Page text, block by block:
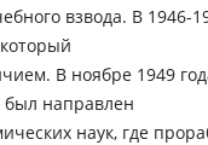
взвода. В 1946-
В ноябре 1949
был направлен
наук, где